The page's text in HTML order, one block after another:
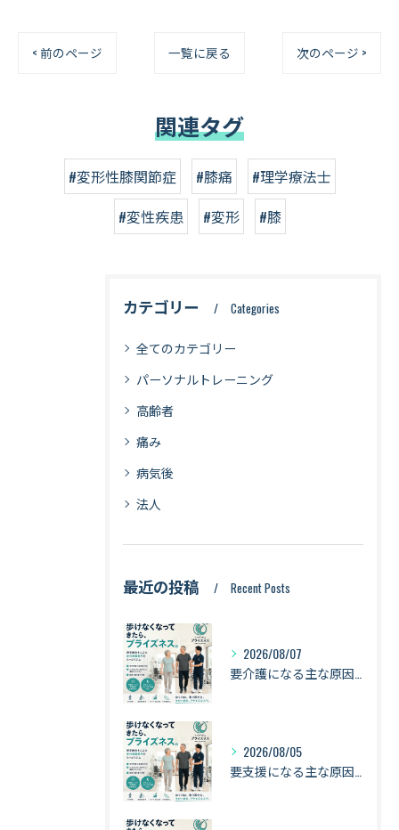
< 前のページ 一覧に戻る 次のページ >
関連タグ
#変形性膝関節症 #膝痛
#理学療法士
#変性疾患
#変形 #膝
カテゴリー Categories
全てのカテゴリー
パーソナルトレーニング
高齢者
痛み
病気後
法人
最近の投稿 Recent Posts
2026/08/07
2026/08/05